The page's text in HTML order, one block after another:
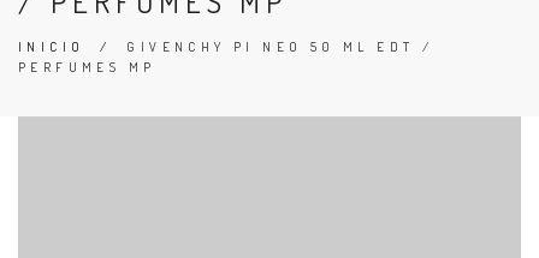
INICIO / GIVENCHY PI NEO 50 ML EDT /
PERFUMES MP